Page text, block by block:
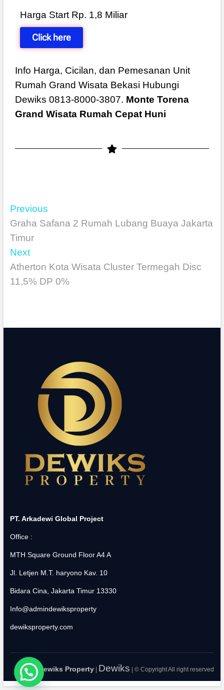
Harga Start Rp. 1,8 Miliar
Click here
Info Harga, Cicilan, dan Pemesanan Unit
Rumah Grand Wisata Bekasi Hubungi
Dewiks 0813-8000-3807. Monte Torena
Grand Wisata Rumah Cepat Huni
Previous
Graha Safana 2 Rumah Lubang Buaya Jakarta
Timur
Next
Atherton Kota Wisata Cluster Termegah Disc
11,5% DP 0%
PT. Arkadewi Global Project
Office :
MTH Square Ground Floor A4 A
Jl. Letjen M.T. haryono Kav. 10
Bidara Cina, Jakarta Timur 13330
Info@admindewiksproperty
dewiksproperty.com
Dewiks Property | Dewiks | © Copyright All right reserved